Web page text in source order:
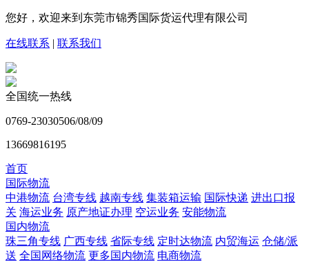
您好，欢迎来到东莞市锦秀国际货运代理有限公司
在线联系 | 联系我们
全国统一热线
0769-23030506/08/09
13669816195
首页
国际物流
中港物流 台湾专线 越南专线 集装箱运输 国际快递 进出口报
关 海运业务 原产地证办理 空运业务 安能物流
国内物流
珠三角专线 广西专线 省际专线 定时达物流 内贸海运 仓储/派
送 全国网络物流 更多国内物流 电商物流